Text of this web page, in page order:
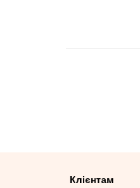
Клієнтам